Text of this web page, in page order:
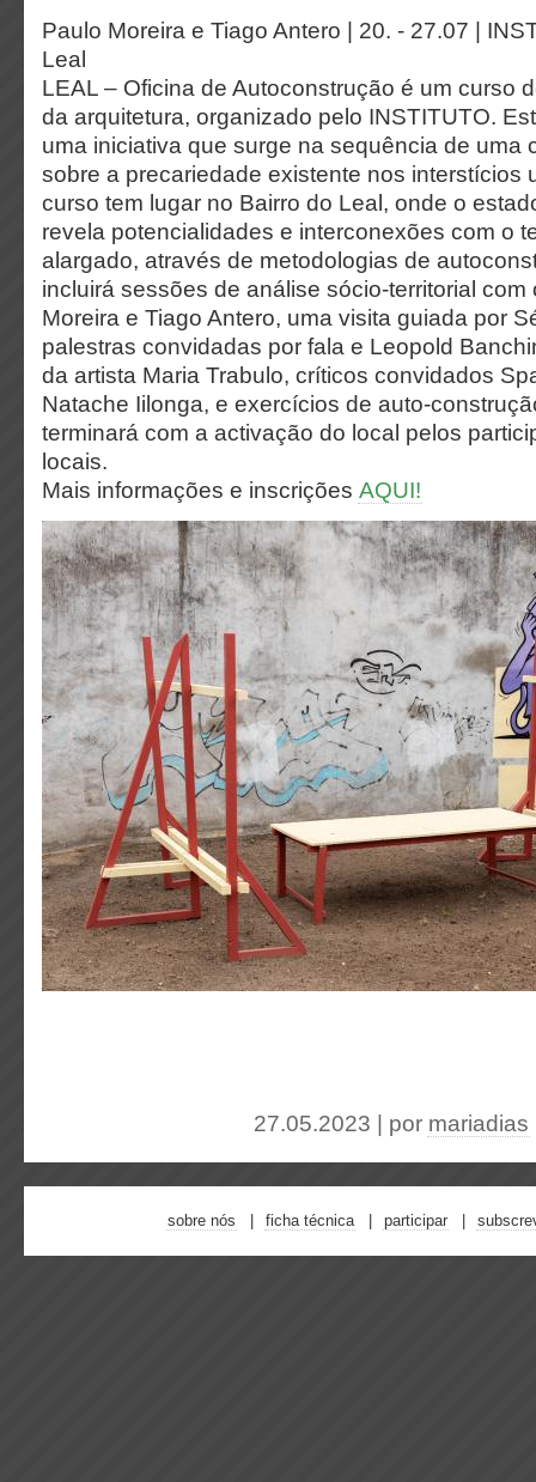
Paulo Moreira e Tiago Antero | 20. - 27.07 |
Leal
LEAL – Oficina de Autoconstrução é um curso
da arquitetura, organizado pelo INSTITUTO.
uma iniciativa que surge na sequência de uma
sobre a precariedade existente nos interstícios
curso tem lugar no Bairro do Leal, onde o
revela potencialidades e interconexões com o
alargado, através de metodologias de
incluirá sessões de análise sócio-territorial com
Moreira e Tiago Antero, uma visita guiada por
palestras convidadas por fala e Leopold
da artista Maria Trabulo, críticos convidados
Natache Iilonga, e exercícios de auto-
terminará com a activação do local pelos
locais.
Mais informações e inscrições AQUI!
27.05.2023 | por mariadias
sobre nós ficha técnica participar